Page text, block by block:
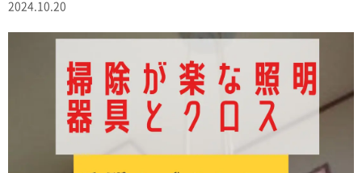
2024.10.20